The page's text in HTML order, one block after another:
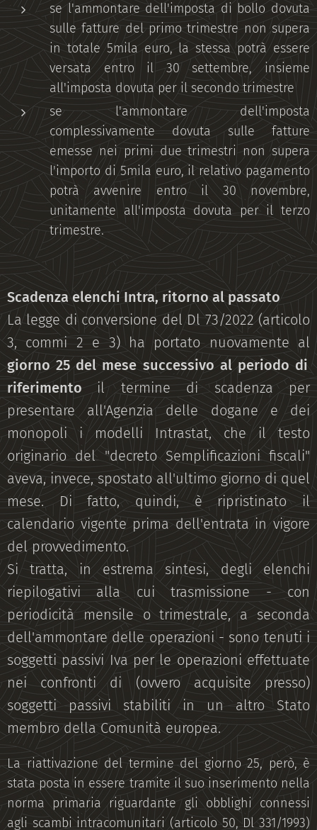
se l'ammontare dell'imposta di bollo dovuta
sulle fatture del primo trimestre non supera
in totale 5mila euro, la stessa potrà essere
versata entro il 30 settembre, insieme
all'imposta dovuta per il secondo trimestre
se l'ammontare dell'imposta
complessivamente dovuta sulle fatture
emesse nei primi due trimestri non supera
l'importo di 5mila euro, il relativo pagamento
potrà avvenire entro il 30 novembre,
unitamente all'imposta dovuta per il terzo
trimestre.
Scadenza elenchi Intra, ritorno al passato
La legge di conversione del Dl 73/2022 (articolo
3, commi 2 e 3) ha portato nuovamente al
giorno 25 del mese successivo al periodo di
riferimento il termine di scadenza per
presentare all'Agenzia delle dogane e dei
monopoli i modelli Intrastat, che il testo
originario del "decreto Semplificazioni fiscali"
aveva, invece, spostato all'ultimo giorno di quel
mese. Di fatto, quindi, è ripristinato il
calendario vigente prima dell'entrata in vigore
del provvedimento.
Si tratta, in estrema sintesi, degli elenchi
riepilogativi alla cui trasmissione - con
periodicità mensile o trimestrale, a seconda
dell'ammontare delle operazioni - sono tenuti i
soggetti passivi Iva per le operazioni effettuate
nei confronti di (ovvero acquisite presso)
soggetti passivi stabiliti in un altro Stato
membro della Comunità europea.
La riattivazione del termine del giorno 25, però, è
stata posta in essere tramite il suo inserimento nella
norma primaria riguardante gli obblighi connessi
agli scambi intracomunitari (articolo 50, Dl 331/1993)